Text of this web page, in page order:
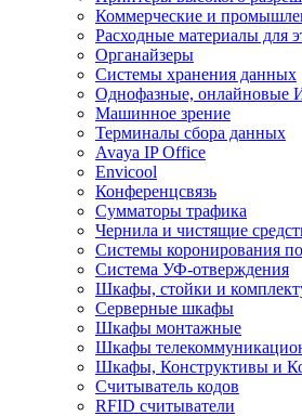
Коммерческие и
Расходные материалы для
Органайзеры
Системы хранения данных
Однофазные, онлайновые
Машинное зрение
Терминалы сбора данных
Avaya IP Office
Envicool
Конференцсвязь
Сумматоры трафика
Чернила и чистящие
Системы коронирования
Cистема УФ-отверждения
Шкафы, стойки и
Серверные шкафы
Шкафы монтажные
Шкафы
Шкафы, Конструктивы и
Считыватель кодов
RFID считыватели